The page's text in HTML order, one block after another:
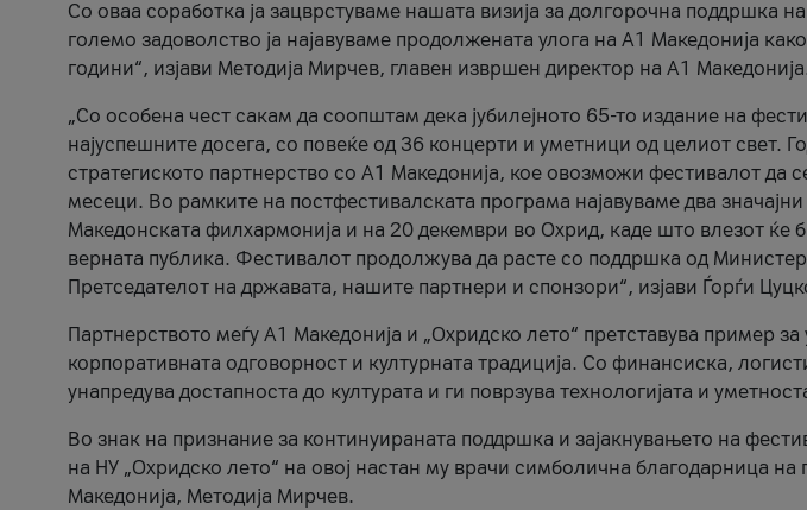
Со оваа соработка ја зацврстуваме нашата визија за долгорочна поддршка
големо задоволство ја најавуваме продолжената улога на A1 Македонија
години“, изјави Методија Мирчев, главен извршен директор на A1
„Со особена чест сакам да соопштам дека јубилејното 65-то издание на
најуспешните досега, со повеќе од 36 концерти и уметници од целиот свет.
стратегиското партнерство со А1 Македонија, кое овозможи фестивалот да
месеци. Во рамките на постфестивалската програма најавуваме два
Македонската филхармонија и на 20 декември во Охрид, каде што влезот ќе
верната публика. Фестивалот продолжува да расте со поддршка од
Претседателот на државата, нашите партнери и спонзори“, изјави Ѓорѓи
Партнерството меѓу A1 Македонија и „Охридско лето“ претставува пример
корпоративната одговорност и културната традиција. Со финансиска,
унапредува достапноста до културата и ги поврзува технологијата и
Во знак на признание за континуираната поддршка и зајакнувањето на
на НУ „Охридско лето“ на овој настан му врачи симболична благодарница
Македонија, Методија Мирчев.